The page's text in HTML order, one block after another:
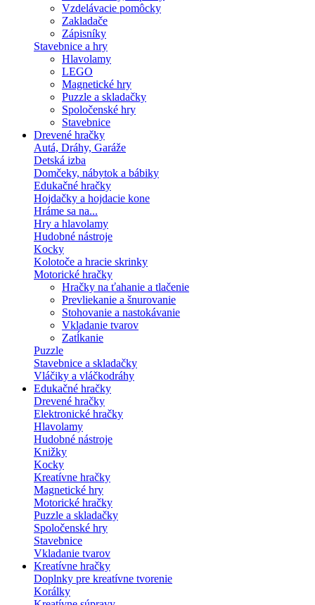
Vzdelávacie pomôcky
Zakladače
Zápisníky
Stavebnice a hry
Hlavolamy
LEGO
Magnetické hry
Puzzle a skladačky
Spoločenské hry
Stavebnice
Drevené hračky
Autá, Dráhy, Garáže
Detská izba
Domčeky, nábytok a bábiky
Edukačné hračky
Hojdačky a hojdacie kone
Hráme sa na...
Hry a hlavolamy
Hudobné nástroje
Kocky
Kolotoče a hracie skrinky
Motorické hračky
Hračky na ťahanie a tlačenie
Prevliekanie a šnurovanie
Stohovanie a nastokávanie
Vkladanie tvarov
Zatĺkanie
Puzzle
Stavebnice a skladačky
Vláčiky a vláčkodráhy
Edukačné hračky
Drevené hračky
Elektronické hračky
Hlavolamy
Hudobné nástroje
Knižky
Kocky
Kreatívne hračky
Magnetické hry
Motorické hračky
Puzzle a skladačky
Spoločenské hry
Stavebnice
Vkladanie tvarov
Kreatívne hračky
Doplnky pre kreatívne tvorenie
Korálky